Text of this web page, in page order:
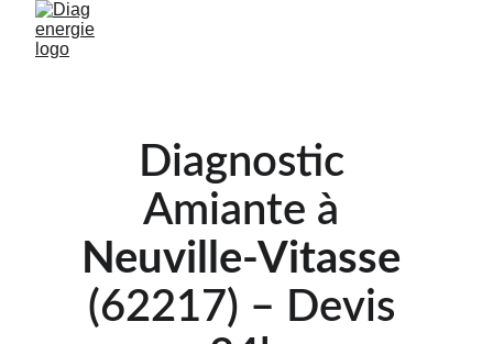
Diagnostic
Amiante à
Neuville-Vitasse
(62217) – Devis